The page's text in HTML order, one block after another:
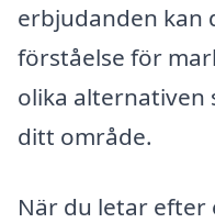
erbjudanden kan
förståelse för
olika alternativen
ditt område.
När du letar efter